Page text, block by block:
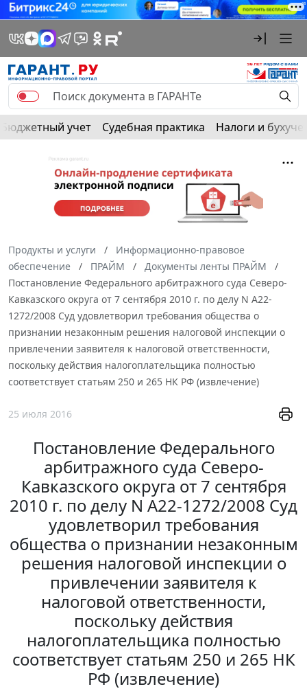
Бюджетный учет Судебная практика Налоги и
Продукты и услуги
Информационно-правовое
обеспечение
ПРАЙМ
Документы ленты ПРАЙМ
Постановление Федерального арбитражного суда Северо-
Кавказского округа от 7 сентября 2010 г. по делу N А22-
1272/2008 Суд удовлетворил требования общества о
признании незаконным решения налоговой инспекции о
привлечении заявителя к налоговой ответственности,
поскольку действия налогоплательщика полностью
соответствует статьям 250 и 265 НК РФ (извлечение)
25 июля 2016
Постановление Федерального
арбитражного суда Северо-
Кавказского округа от 7 сентября
2010 г. по делу N А22-1272/2008 Суд
удовлетворил требования
общества о признании незаконным
решения налоговой инспекции о
привлечении заявителя к
налоговой ответственности,
поскольку действия
налогоплательщика полностью
соответствует статьям 250 и 265 НК
РФ (извлечение)